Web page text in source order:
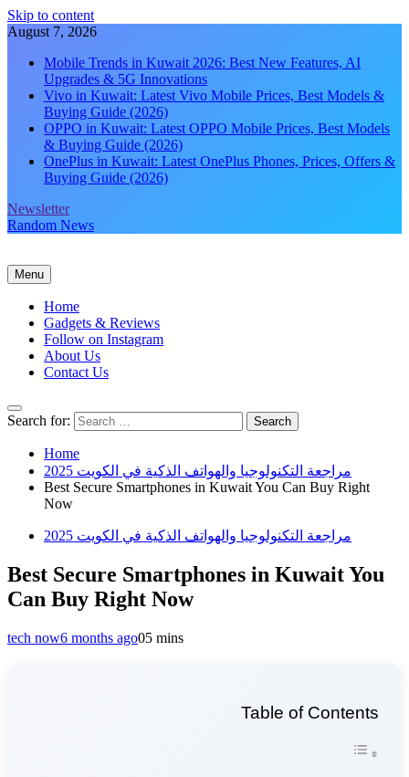
Skip to content
August 7, 2026
Mobile Trends in Kuwait 2026: Best New Features, AI
Upgrades & 5G Innovations
Vivo in Kuwait: Latest Vivo Mobile Prices, Best Models &
Buying Guide (2026)
OPPO in Kuwait: Latest OPPO Mobile Prices, Best Models
& Buying Guide (2026)
OnePlus in Kuwait: Latest OnePlus Phones, Prices, Offers &
Buying Guide (2026)
Newsletter
Random News
Menu
Home
Gadgets & Reviews
Follow on Instagram
About Us
Contact Us
Search for:
Home
مراجعة التكنولوجيا والهواتف الذكية في الكويت 2025
Best Secure Smartphones in Kuwait You Can Buy Right
Now
مراجعة التكنولوجيا والهواتف الذكية في الكويت 2025
Best Secure Smartphones in Kuwait You
Can Buy Right Now
tech now6 months ago05 mins
Table of Contents